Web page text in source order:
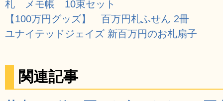
札 メモ帳 10束セット
【100万円グッズ】 百万円札ふせん 2冊
ユナイテッドジェイズ 新百万円のお札扇子
関連記事